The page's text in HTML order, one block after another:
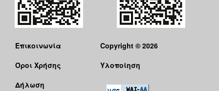
Επικοινωνία
Όροι Χρήσης
Δήλωση
Copyright © 2026
Υλοποίηση